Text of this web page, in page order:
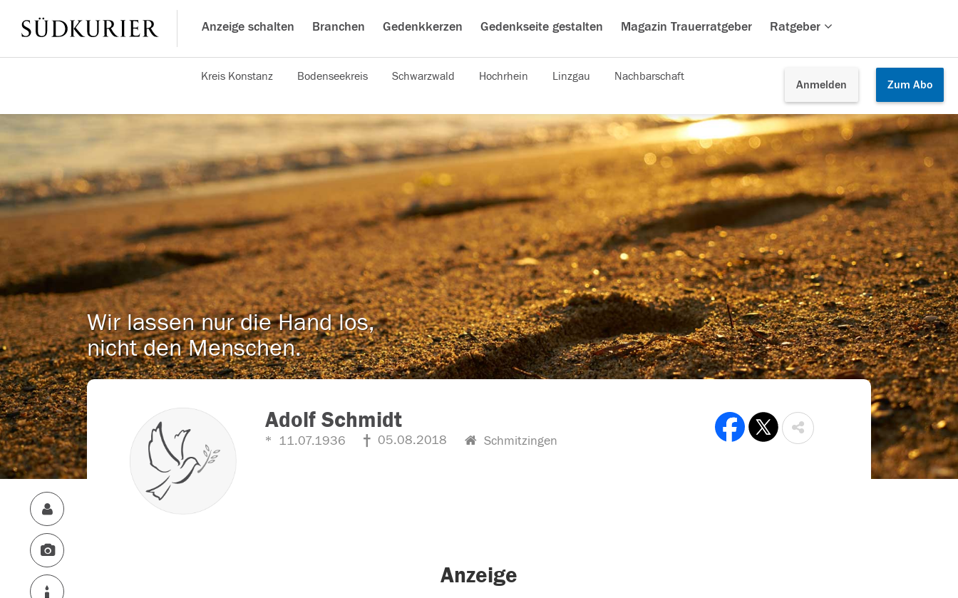
Anzeige schalten Branchen Gedenkkerzen Gedenkseite gestalten Magazin Trauerratgeber Ratgeber
Anmelden Zum Abo
Kreis Konstanz Bodenseekreis Schwarzwald Hochrhein Linzgau Nachbarschaft
Wir lassen nur die Hand los,
nicht den Menschen.
Adolf Schmidt
11.07.1936 05.08.2018 Schmitzingen
Anzeige